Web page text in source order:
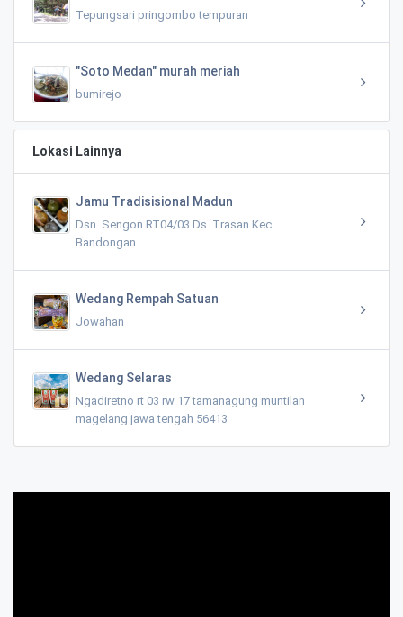
Tepungsari pringombo tempuran
"Soto Medan" murah meriah
bumirejo
Lokasi Lainnya
Jamu Tradisisional Madun
Dsn. Sengon RT04/03 Ds. Trasan Kec.
Bandongan
Wedang Rempah Satuan
Jowahan
Wedang Selaras
Ngadiretno rt 03 rw 17 tamanagung muntilan
magelang jawa tengah 56413